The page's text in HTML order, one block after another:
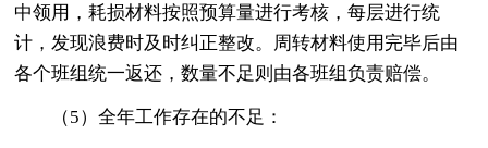
中领用，耗损材料按照预算量进行考核，每层进行统
计，发现浪费时及时纠正整改。周转材料使用完毕后由
各个班组统一返还，数量不足则由各班组负责赔偿。
（5）全年工作存在的不足：